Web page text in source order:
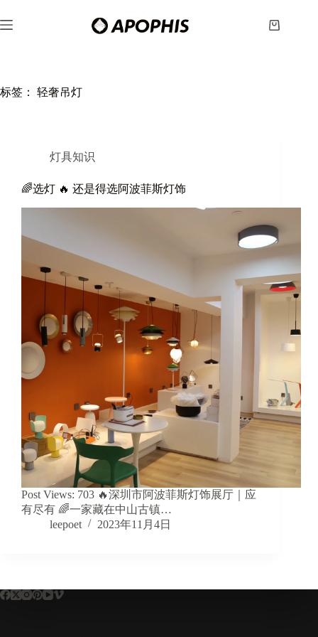
至
购
标签： 轻奢吊灯
灯具知识
🌈选灯 🔥 还是得选阿波菲斯灯饰
Post Views: 703 🔥深圳市阿波菲斯灯饰展厅｜应
有尽有 🌈一家藏在中山古镇…
leepoet
2023年11月4日